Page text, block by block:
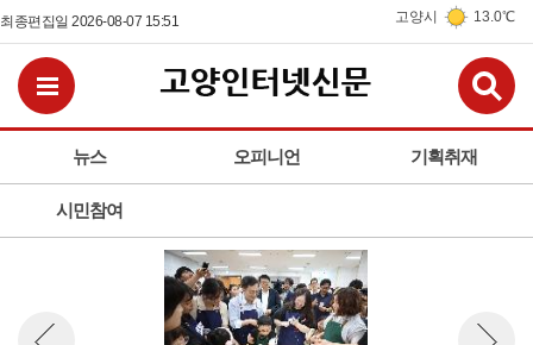
최종편집일 2026-08-07 15:51 고양시 13.0℃
뉴스 오피니언 기획취재
시민참여
전체메뉴보기